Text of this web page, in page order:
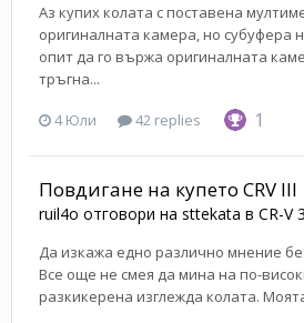
Аз купих колата с поставена
оригиналната камера, но субуфера
опит да го вържа оригиналната
тръгна...
4 Юли 42 replies 1
Повдигане на купето CRV III
ruil4o отговори на sttekata в CR-V
Да изкажа едно различно мнение
Все още не смея да мина на по-
разкикерена изглежда колата.